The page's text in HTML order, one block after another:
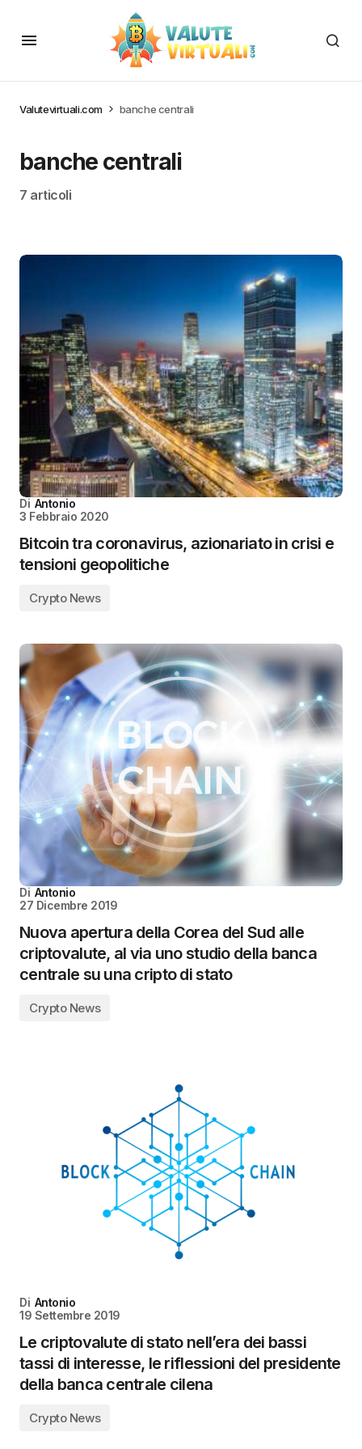
Valutevirtuali.com banche centrali
banche centrali
7 articoli
Di Antonio
3 Febbraio 2020
Bitcoin tra coronavirus, azionariato in crisi e
tensioni geopolitiche
Crypto News
Di Antonio
27 Dicembre 2019
Nuova apertura della Corea del Sud alle
criptovalute, al via uno studio della banca
centrale su una cripto di stato
Crypto News
Di Antonio
19 Settembre 2019
Le criptovalute di stato nell’era dei bassi
tassi di interesse, le riflessioni del presidente
della banca centrale cilena
Crypto News